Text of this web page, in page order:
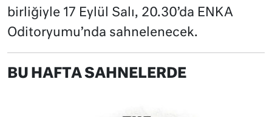
birliğiyle 17 Eylül Salı, 20.30’da ENKA
Oditoryumu’nda sahnelenecek.
BU HAFTA SAHNELERDE